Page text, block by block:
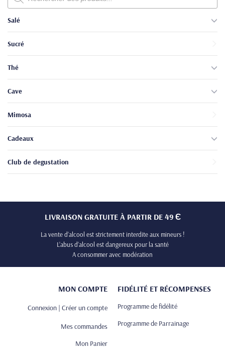
produits
Salé
Sucré
Thé
Cave
Mimosa
Cadeaux
Club de degustation
LIVRAISON GRATUITE À PARTIR DE 49 Є
La vente d’alcool est strictement interdite aux mineurs !
L’abus d’alcool est dangereux pour la santé
A consommer avec modération
MON COMPTE
Connexion | Créer un compte
Mes commandes
Mon Panier
FIDÉLITÉ ET RÉCOMPENSES
Programme de fidélité
Programme de Parrainage